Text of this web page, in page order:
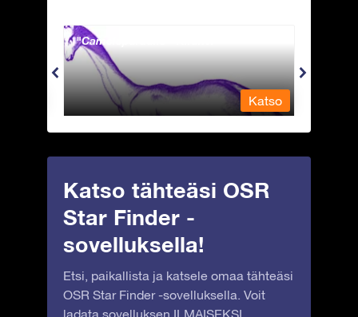
Camelopardalis - Kirahvi
Katso
Katso tähteäsi OSR
Star Finder -
sovelluksella!
Etsi, paikallista ja katsele omaa tähteäsi
OSR Star Finder -sovelluksella. Voit
ladata sovelluksen ILMAISEKSI